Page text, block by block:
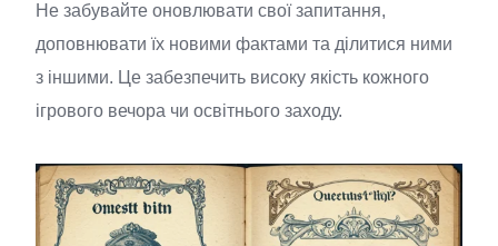
Не забувайте оновлювати свої запитання,
доповнювати їх новими фактами та ділитися ними
з іншими. Це забезпечить високу якість кожного
ігрового вечора чи освітнього заходу.